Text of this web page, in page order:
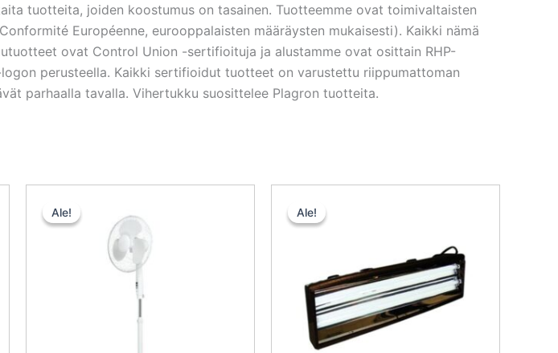
tuotteita, joiden koostumus on tasainen. Tuotteemme ovat toimivaltaisten
Européenne, eurooppalaisten määräysten mukaisesti). Kaikki nämä
ovat Control Union -sertifioituja ja alustamme ovat osittain RHP-
perusteella. Kaikki sertifioidut tuotteet on varustettu riippumattoman
parhaalla tavalla. Vihertukku suosittelee Plagron tuotteita.
Ale!
Ale!
oli:
30,50 €.
Ale!
Ale!